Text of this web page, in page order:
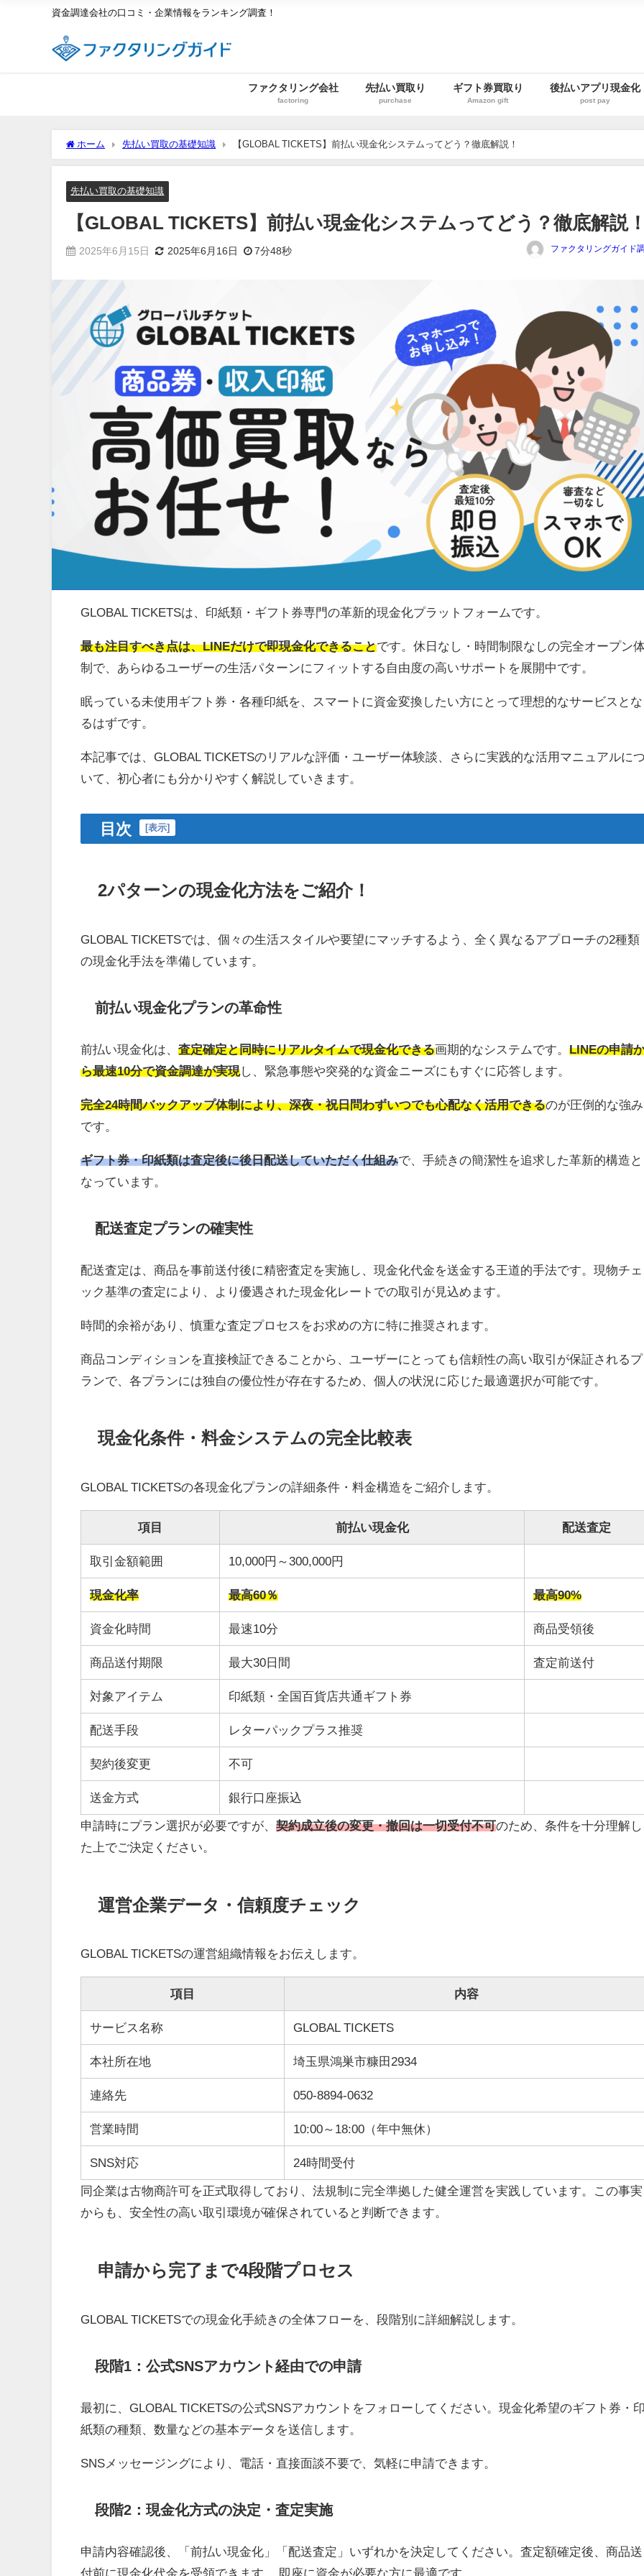
資金調達会社の口コミ・企業情報をランキング調査！
ファクタリング会社
factoring
先払い買取り
purchase
ギフト券買取り
Amazon gift
後払いアプリ現金化
post pay
ホーム 先払い買取の基礎知識 【GLOBAL TICKETS】前払い現金化システムってどう？徹底解説！
先払い買取の基礎知識
【GLOBAL TICKETS】前払い現金化システムってどう？徹底解説
2025年6月15日 2025年6月16日 7分48秒 ファクタリングガイド
GLOBAL TICKETSは、印紙類・ギフト券専門の革新的現金化プラットフォームです。
最も注目すべき点は、LINEだけで即現金化できることです。休日なし・時間制限なしの完全オープン
制で、あらゆるユーザーの生活パターンにフィットする自由度の高いサポートを展開中です。
眠っている未使用ギフト券・各種印紙を、スマートに資金変換したい方にとって理想的なサービスとな
るはずです。
本記事では、GLOBAL TICKETSのリアルな評価・ユーザー体験談、さらに実践的な活用マニュアルに
いて、初心者にも分かりやすく解説していきます。
目次 [表示]
2パターンの現金化方法をご紹介！
GLOBAL TICKETSでは、個々の生活スタイルや要望にマッチするよう、全く異なるアプローチの2種類
の現金化手法を準備しています。
前払い現金化プランの革命性
前払い現金化は、 査定確定と同時にリアルタイムで現金化できる画期的なシステムです。 LINEの申請
ら最速10分で資金調達が実現し、緊急事態や突発的な資金ニーズにもすぐに応答します。
完全24時間バックアップ体制により、深夜・祝日問わずいつでも心配なく活用できるのが圧倒的な強み
です。
ギフト券・印紙類は査定後に後日配送していただく仕組みで、手続きの簡潔性を追求した革新的構造と
なっています。
配送査定プランの確実性
配送査定は、商品を事前送付後に精密査定を実施し、現金化代金を送金する王道的手法です。現物チェ
ック基準の査定により、より優遇された現金化レートでの取引が見込めます。
時間的余裕があり、慎重な査定プロセスをお求めの方に特に推奨されます。
商品コンディションを直接検証できることから、ユーザーにとっても信頼性の高い取引が保証されるプ
ランで、各プランには独自の優位性が存在するため、個人の状況に応じた最適選択が可能です。
現金化条件・料金システムの完全比較表
GLOBAL TICKETSの各現金化プランの詳細条件・料金構造をご紹介します。
項目 前払い現金化 配送査定
取引金額範囲 10,000円～300,000円
現金化率 最高60％ 最高90%
資金化時間 最速10分 商品受領後
商品送付期限 最大30日間 査定前送付
対象アイテム 印紙類・全国百貨店共通ギフト券
配送手段 レターパックプラス推奨
契約後変更 不可
送金方式 銀行口座振込
申請時にプラン選択が必要ですが、 契約成立後の変更・撤回は一切受付不可のため、条件を十分理解し
た上でご決定ください。
運営企業データ・信頼度チェック
GLOBAL TICKETSの運営組織情報をお伝えします。
項目 内容
サービス名称 GLOBAL TICKETS
本社所在地 埼玉県鴻巣市糠田2934
連絡先 050-8894-0632
営業時間 10:00～18:00（年中無休）
SNS対応 24時間受付
同企業は古物商許可を正式取得しており、法規制に完全準拠した健全運営を実践しています。この事実
からも、安全性の高い取引環境が確保されていると判断できます。
申請から完了まで4段階プロセス
GLOBAL TICKETSでの現金化手続きの全体フローを、段階別に詳細解説します。
段階1：公式SNSアカウント経由での申請
最初に、GLOBAL TICKETSの公式SNSアカウントをフォローしてください。現金化希望のギフト券・
紙類の種類、数量などの基本データを送信します。
SNSメッセージングにより、電話・直接面談不要で、気軽に申請できます。
段階2：現金化方式の決定・査定実施
申請内容確認後、「前払い現金化」「配送査定」いずれかを決定してください。査定額確定後、商品送
付前に現金化代金を受領できます。 即座に資金が必要な方に最適です。